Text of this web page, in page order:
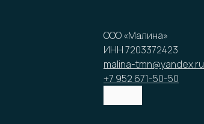
ООО «Малина»
ИНН 7203372423
malina-tmn@yandex.ru
+7 952 671-50-50